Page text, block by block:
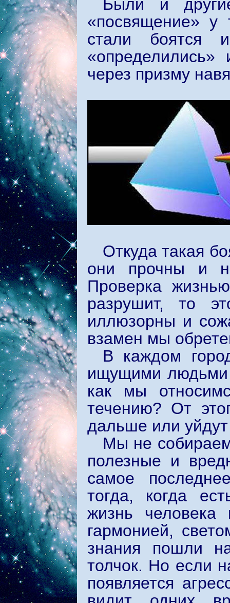
Были и
«посвящение» у
стали боятся
через призму
Откуда такая
они прочны и
Проверка
разрушит, то
иллюзорны и
взамен мы
В каждом
ищущими людьми
как мы
течению? От
дальше или
Мы не
полезные и
самое
тогда, когда
жизнь человека
гармонией,
знания пошли
толчок. Но если
появляется